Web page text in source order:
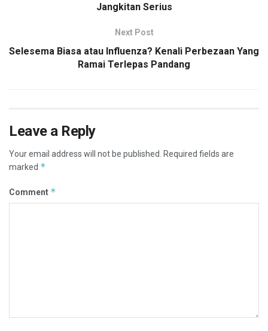
Jangkitan Serius
Next Post
Selesema Biasa atau Influenza? Kenali Perbezaan Yang
Ramai Terlepas Pandang
Leave a Reply
Your email address will not be published.
Required fields are
marked *
Comment *